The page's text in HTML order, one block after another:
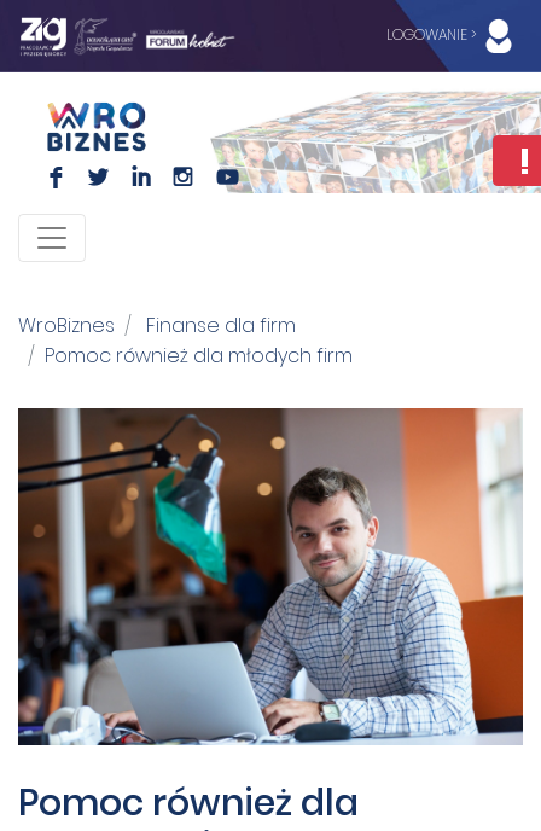
LOGOWANIE >
F L I I
WroBiznes
Finanse dla firm
Pomoc również dla młodych firm
Pomoc również dla